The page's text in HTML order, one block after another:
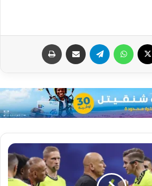
واتساب تيلقرام مشاركة عبر البريد